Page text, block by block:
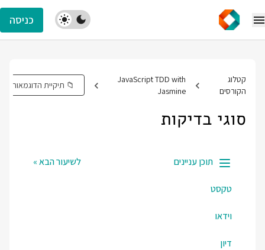
כניסה
קטלוג
הקורסים
JavaScript TDD with
Jasmine
📁 תיקיית הדוגמאות
סוגי בדיקות
תוכן עניינים
טקסט
וידאו
דיון
לשיעור הבא »